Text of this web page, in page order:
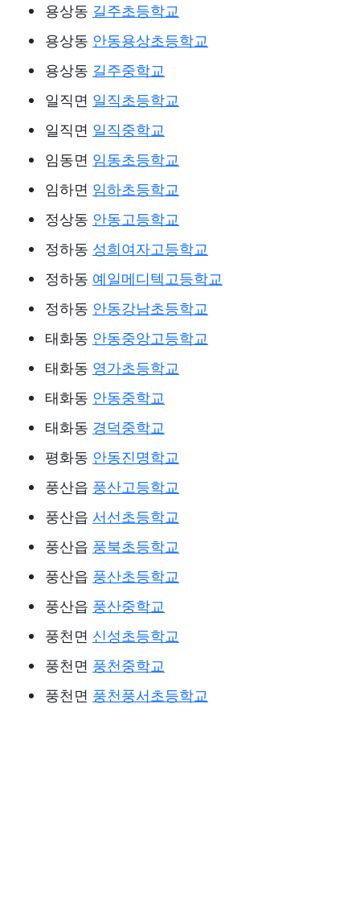
용상동 길주초등학교
용상동 안동용상초등학교
용상동 길주중학교
일직면 일직초등학교
일직면 일직중학교
임동면 임동초등학교
임하면 임하초등학교
정상동 안동고등학교
정하동 성희여자고등학교
정하동 예일메디텍고등학교
정하동 안동강남초등학교
태화동 안동중앙고등학교
태화동 영가초등학교
태화동 안동중학교
태화동 경덕중학교
평화동 안동진명학교
풍산읍 풍산고등학교
풍산읍 서선초등학교
풍산읍 풍북초등학교
풍산읍 풍산초등학교
풍산읍 풍산중학교
풍천면 신성초등학교
풍천면 풍천중학교
풍천면 풍천풍서초등학교